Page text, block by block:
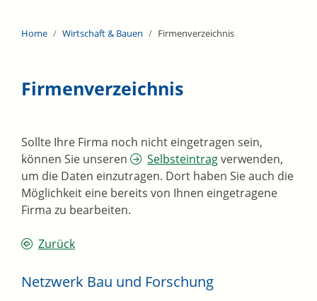
Home Wirtschaft & Bauen Firmenverzeichnis
Firmenverzeichnis
Sollte Ihre Firma noch nicht eingetragen sein,
können Sie unseren
Selbsteintragverwenden,
um die Daten einzutragen. Dort haben Sie auch die
Möglichkeit eine bereits von Ihnen eingetragene
Firma zu bearbeiten.
Zurück
Netzwerk Bau und Forschung